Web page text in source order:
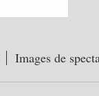
Images de